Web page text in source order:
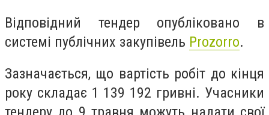
Відповідний тендер опубліковано в
системі публічних закупівель Prozorro.
Зазначається, що вартість робіт до кінця
року складає 1 139 192 гривні. Учасники